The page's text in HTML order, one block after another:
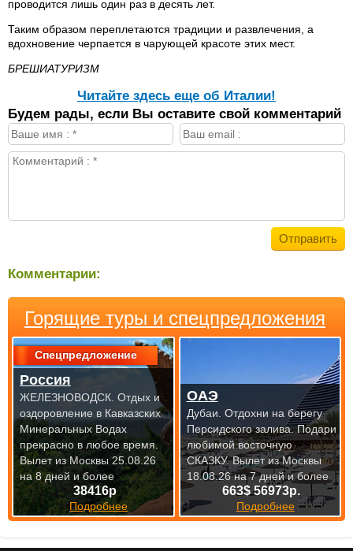
проводится лишь один раз в десять лет.
Таким образом переплетаются традиции и развлечения, а
вдохновение черпается в чарующей красоте этих мест.
БРЕШИАТУРИЗМ
Читайте здесь еще об Италии!
Будем рады, если Вы оставите свой комментарий
Комментарии:
Горящие туры и спецпредложения
Спецпредложение
38416р
Подробнее
Россия
ЖЕЛЕЗНОВОДСК. Отдых и
оздоровление в Кавказских
Минеральных Водах
прекрасно в любое время.
Вылет из Москвы 25.08.26
на 8 дней и более
663$ 56973р.
Подробнее
ОАЭ
Дубаи. Отдохни на берегу
Персидского залива. Подари
любимой восточную
СКАЗКУ.Вылет из Москвы
18.08.26 на 7 дней и более